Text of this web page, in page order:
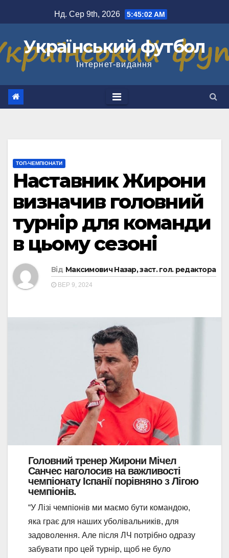
до
Нд. Сер 9th, 2026 5:45:02 AM
Український футбол
Інтернет-видання
ТОП-ЧЕМПІОНАТИ
Наставник Жирони
визначив головний
турнір для команди
в цьому сезоні
Від Максимович Назар, заст. гол. редактора
ВЕР 9, 2024
Головний тренер Жирони Мічел
Санчес наголосив на важливості
чемпіонату Іспанії порівняно з Лігою
чемпіонів.
“У Лізі чемпіонів ми маємо бути командою,
яка грає для наших уболівальників, для
задоволення. Але після ЛЧ потрібно одразу
забувати про цей турнір, щоб не було